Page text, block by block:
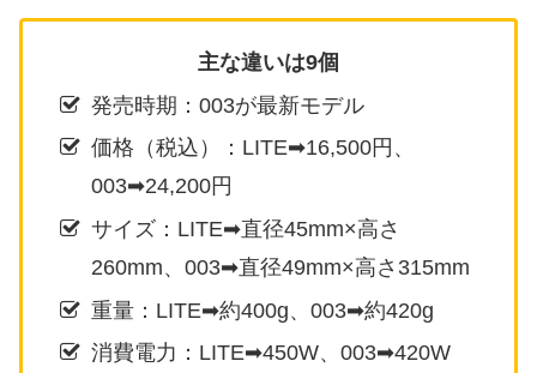
主な違いは9個
発売時期：003が最新モデル
価格（税込）：LITE➡16,500円、
003➡24,200円
サイズ：LITE➡直径45mm×高さ
260mm、003➡直径49mm×高さ315mm
重量：LITE➡約400g、003➡約420g
消費電力：LITE➡450W、003➡420W